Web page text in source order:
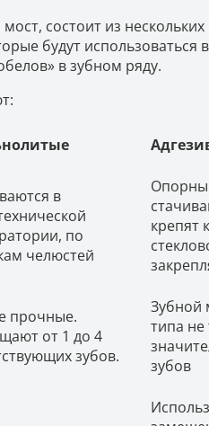
состоит из нескольких
будут использоваться
в зубном ряду.
в
по
челюстей
крепят
прочные.
от 1 до 4
зубов.
Зубной
типа не
зубов